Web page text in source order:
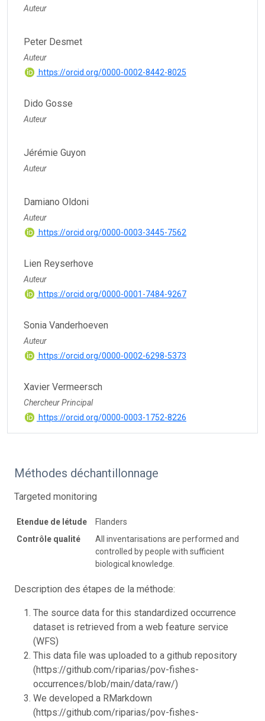
Auteur
Peter Desmet
Auteur
https://orcid.org/0000-0002-8442-8025
Dido Gosse
Auteur
Jérémie Guyon
Auteur
Damiano Oldoni
Auteur
https://orcid.org/0000-0003-3445-7562
Lien Reyserhove
Auteur
https://orcid.org/0000-0001-7484-9267
Sonia Vanderhoeven
Auteur
https://orcid.org/0000-0002-6298-5373
Xavier Vermeersch
Chercheur Principal
https://orcid.org/0000-0003-1752-8226
Méthodes déchantillonnage
Targeted monitoring
Etendue de létude
Flanders
Contrôle qualité
All inventarisations are performed and
controlled by people with sufficient
biological knowledge.
Description des étapes de la méthode:
The source data for this standardized occurrence
dataset is retrieved from a web feature service
(WFS)
This data file was uploaded to a github repository
(https://github.com/riparias/pov-fishes-
occurrences/blob/main/data/raw/)
We developed a RMarkdown
(https://github.com/riparias/pov-fishes-